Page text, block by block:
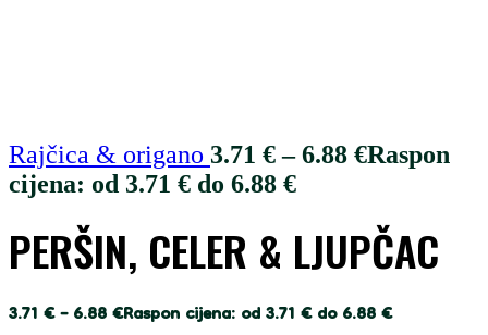
Rajčica & origano 3.71 € – 6.88 €Raspon
cijena: od 3.71 € do 6.88 €
PERŠIN, CELER & LJUPČAC
3.71€–6.88€Raspon cijena: od 3.71 € do 6.88 €